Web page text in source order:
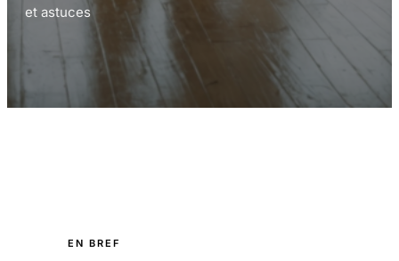
et astuces
EN BREF